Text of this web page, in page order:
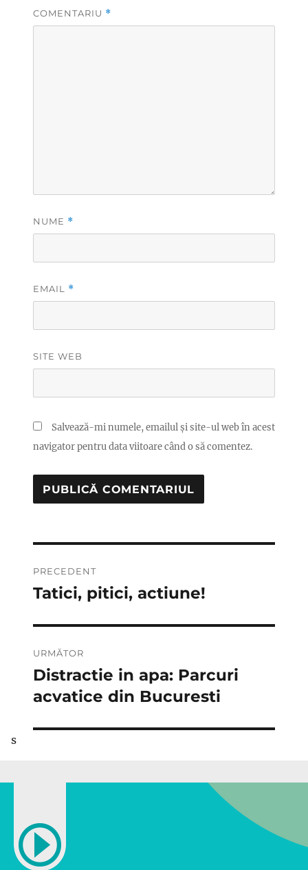
COMENTARIU *
NUME *
EMAIL *
SITE WEB
Salvează-mi numele, emailul și site-ul web în acest
navigator pentru data viitoare când o să comentez.
în
PRECEDENT
Articolul
Tatici, pitici, actiune!
URMĂTOR
Articolul
următor:
Distractie in apa: Parcuri
acvatice din Bucuresti
s